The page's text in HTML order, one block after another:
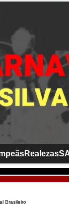
Realezas
Brasileiro